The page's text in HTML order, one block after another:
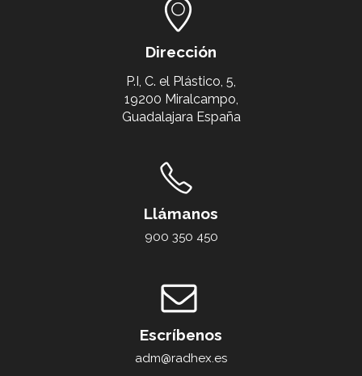
Dirección
P.I, C. el Plástico, 5,
19200 Miralcampo,
Guadalajara España
Llámanos
900 350 450
Escríbenos
adm@radhex.es